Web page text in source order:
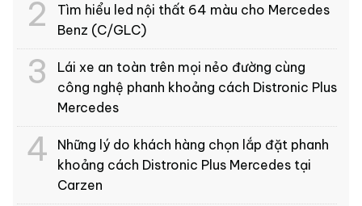
Tìm hiểu led nội thất 64 màu cho Mercedes
Benz (C/GLC)
Lái xe an toàn trên mọi nẻo đường cùng
công nghệ phanh khoảng cách Distronic Plus
Mercedes
Những lý do khách hàng chọn lắp đặt phanh
khoảng cách Distronic Plus Mercedes tại
Carzen